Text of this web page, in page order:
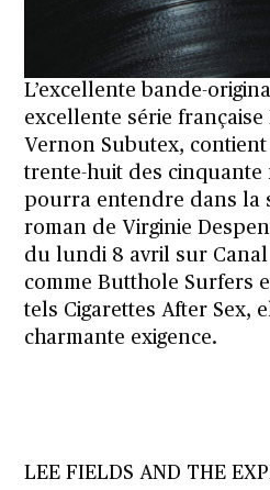
L’excellente bande-
excellente série française
Vernon Subutex,
trente-huit des cinquante
pourra entendre dans la
roman de Virginie
du lundi 8 avril sur Canal
comme Butthole Surfers
tels Cigarettes After Sex,
charmante exigence.
LEE FIELDS AND THE